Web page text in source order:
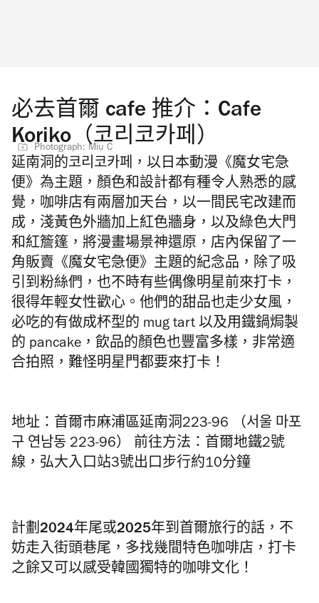
必去首爾 cafe 推介：Cafe
Koriko（코리코카페）
Photograph: Miu C
延南洞的코리코카페，以日本動漫《魔女宅急
便》為主題，顏色和設計都有種令人熟悉的感
覺，咖啡店有兩層加天台，以一間民宅改建而
成，淺黃色外牆加上紅色牆身，以及綠色大門
和紅簷篷，將漫畫場景神還原，店內保留了一
角販賣《魔女宅急便》主題的紀念品，除了吸
引到粉絲們，也不時有些偶像明星前來打卡，
很得年輕女性歡心。他們的甜品也走少女風，
必吃的有做成杯型的 mug tart 以及用鐵鍋焗製
的 pancake，飲品的顏色也豐富多樣，非常適
合拍照，難怪明星門都要來打卡！
地址：首爾市麻浦區延南洞223-96 （서울 마포
구 연남동 223-96） 前往方法：首爾地鐵2號
線，弘大入口站3號出口步行約10分鐘
計劃2024年尾或2025年到首爾旅行的話，不
妨走入街頭巷尾，多找幾間特色咖啡店，打卡
之餘又可以感受韓國獨特的咖啡文化！